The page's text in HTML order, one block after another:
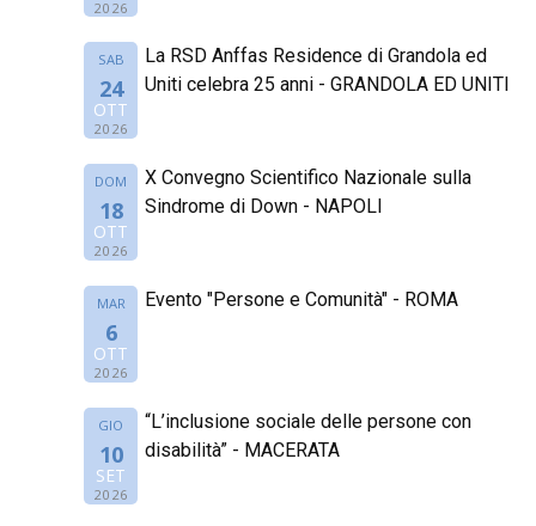
2026
SAB
24
OTT
2026
La RSD Anffas Residence di Grandola ed
Uniti celebra 25 anni - GRANDOLA ED UNITI
DOM
18
OTT
2026
X Convegno Scientifico Nazionale sulla
Sindrome di Down - NAPOLI
MAR
6
OTT
2026
Evento "Persone e Comunità" - ROMA
GIO
10
SET
2026
“L’inclusione sociale delle persone con
disabilità” - MACERATA